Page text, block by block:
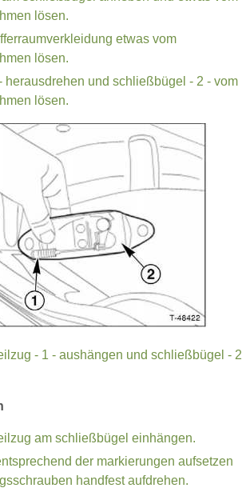
lösen.
etwas vom
lösen.
herausdrehen und schließbügel - 2 - vom
lösen.
- 1 - aushängen und schließbügel - 2
am schließbügel einhängen.
der markierungen aufsetzen
handfest aufdrehen.